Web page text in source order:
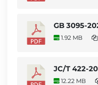
GB 3095-
1.92 MB
JC/T 422-
12.22 MB